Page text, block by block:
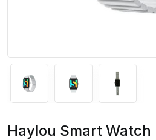
Haylou Smart Watch